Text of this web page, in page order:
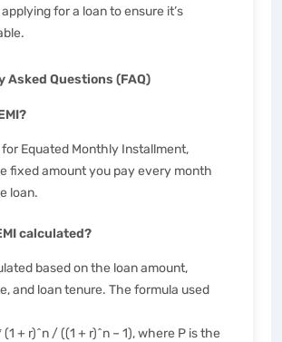
for a loan to ensure it’s
Asked Questions (FAQ)
for Equated Monthly Installment,
fixed amount you pay every month
loan.
calculated?
based on the loan amount,
and loan tenure. The formula used
(1 + r)^n / ((1 + r)^n – 1), where P is the